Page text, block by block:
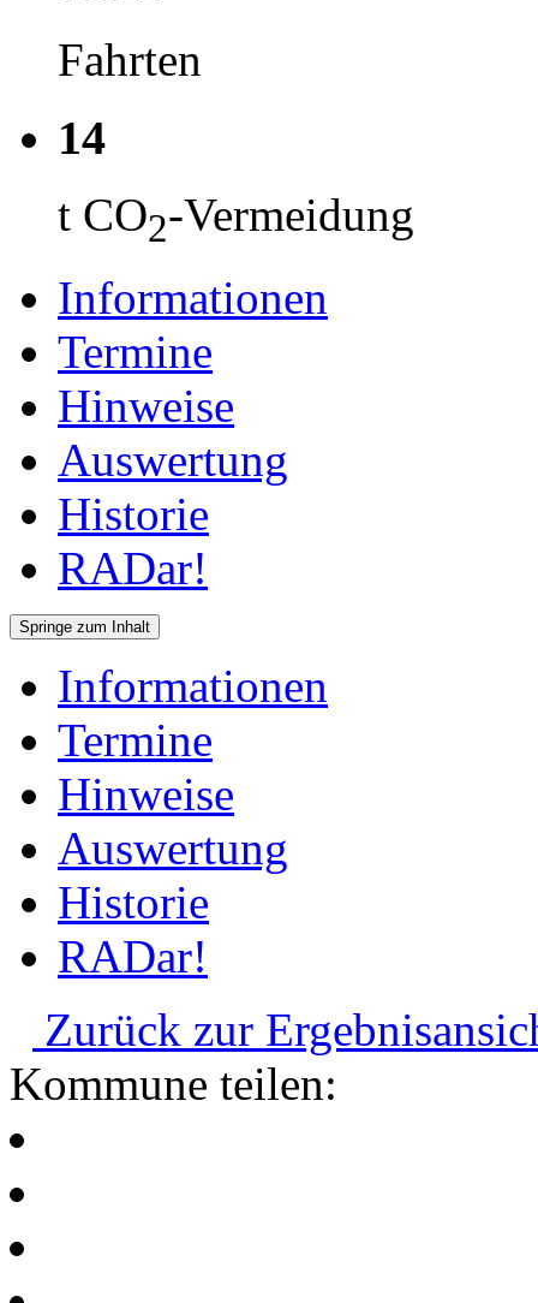
Fahrten
14
t CO2-Vermeidung
Informationen
Termine
Hinweise
Auswertung
Historie
RADar!
Springe zum Inhalt
Informationen
Termine
Hinweise
Auswertung
Historie
RADar!
Zurück zur
Kommune teilen: